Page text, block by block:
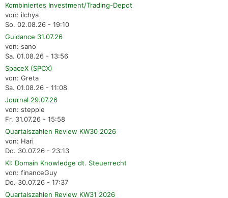
Kombiniertes Investment/Trading-Depot
von: ilchya
So. 02.08.26 - 19:10
Guidance 31.07.26
von: sano
Sa. 01.08.26 - 13:56
SpaceX (SPCX)
von: Greta
Sa. 01.08.26 - 11:08
Journal 29.07.26
von: steppie
Fr. 31.07.26 - 15:58
Quartalszahlen Review KW30 2026
von: Hari
Do. 30.07.26 - 23:13
KI: Domain Knowledge dt. Steuerrecht
von: financeGuy
Do. 30.07.26 - 17:37
Quartalszahlen Review KW31 2026